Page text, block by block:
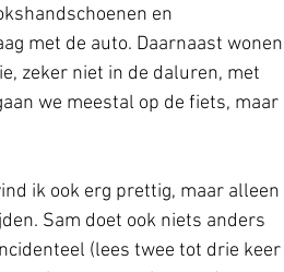
en
met de auto. Daarnaast wonen
zeker niet in de daluren, met
we meestal op de fiets, maar
ik ook erg prettig, maar alleen
Sam doet ook niets anders
(lees twee tot drie keer